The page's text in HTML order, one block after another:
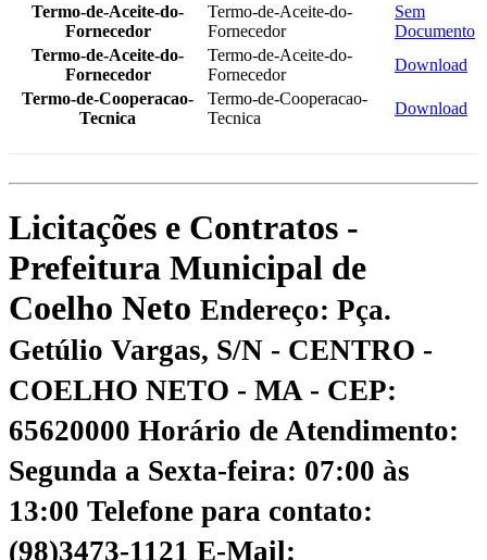
Termo-de-Aceite-do-
Fornecedor
Termo-de-Aceite-do-
Fornecedor
Sem
Documento
Termo-de-Aceite-do-
Fornecedor
Termo-de-Aceite-do-
Fornecedor
Download
Termo-de-Cooperacao-
Tecnica
Termo-de-Cooperacao-
Tecnica
Download
Licitações e Contratos -
Prefeitura Municipal de
Coelho Neto Endereço: Pça.
Getúlio Vargas, S/N - CENTRO -
COELHO NETO - MA - CEP:
65620000 Horário de Atendimento:
Segunda a Sexta-feira: 07:00 às
13:00 Telefone para contato:
(98)3473-1121 E-Mail: